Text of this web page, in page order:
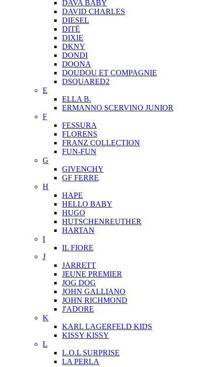
DAVA BABY
DAVID CHARLES
DIESEL
DITЁ
DIXIE
DKNY
DONDI
DOONA
DOUDOU ET COMPAGNIE
DSQUARED2
E
ELLA B.
ERMANNO SCERVINO JUNIOR
F
FESSURA
FLORENS
FRANZ COLLECTION
FUN-FUN
G
GIVENCHY
GF FERRE
H
HAPE
HELLO BABY
HUGO
HUTSCHENREUTHER
HARTAN
I
IL FIORE
J
JARRETT
JEUNE PREMIER
JOG DOG
JOHN GALLIANO
JOHN RICHMOND
J'ADORE
K
KARL LAGERFELD KIDS
KISSY KISSY
L
L.O.L SURPRISE
LA PERLA